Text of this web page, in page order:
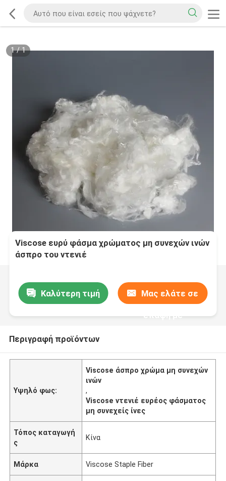
1/1
Viscose ευρύ φάσμα χρώματος μη συνεχών ινών
άσπρο του ντενιέ
Καλύτερη τιμή Μας ελάτε σε
επαφή με
Περιγραφή προϊόντων
Υψηλό φως:
Viscose άσπρο χρώμα μη συνεχών
ινών
,
Viscose ντενιέ ευρέος φάσματος
μη συνεχείς ίνες
Τόπος καταγωγή
ς
Κίνα
Μάρκα Viscose Staple Fiber